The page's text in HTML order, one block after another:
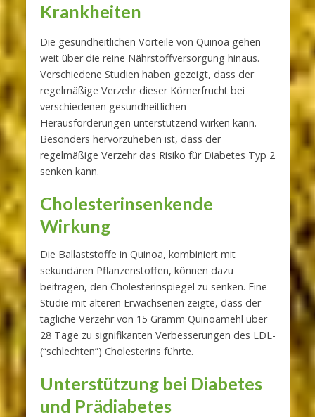
Krankheiten
Die gesundheitlichen Vorteile von Quinoa gehen
weit über die reine Nährstoffversorgung hinaus.
Verschiedene Studien haben gezeigt, dass der
regelmäßige Verzehr dieser Körnerfrucht bei
verschiedenen gesundheitlichen
Herausforderungen unterstützend wirken kann.
Besonders hervorzuheben ist, dass der
regelmäßige Verzehr das Risiko für Diabetes Typ 2
senken kann.
Cholesterinsenkende
Wirkung
Die Ballaststoffe in Quinoa, kombiniert mit
sekundären Pflanzenstoffen, können dazu
beitragen, den Cholesterinspiegel zu senken. Eine
Studie mit älteren Erwachsenen zeigte, dass der
tägliche Verzehr von 15 Gramm Quinoamehl über
28 Tage zu signifikanten Verbesserungen des LDL-
(“schlechten”) Cholesterins führte.
Unterstützung bei Diabetes
und Prädiabetes